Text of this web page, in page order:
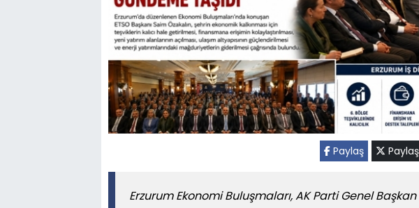
Paylaş Paylaş
Erzurum Ekonomi Buluşmaları, AK Parti Genel Başkan